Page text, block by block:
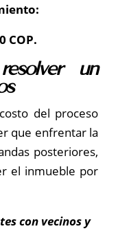
COP.
un
del proceso
que enfrentar la
posteriores,
el inmueble por
con vecinos y